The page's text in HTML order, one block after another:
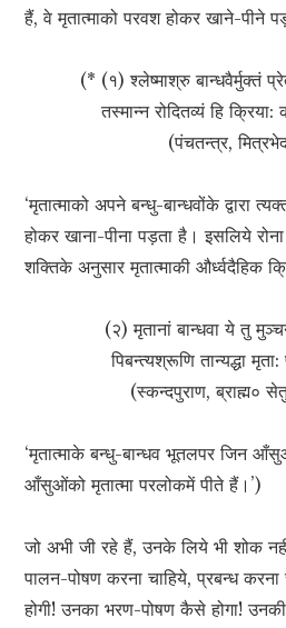
हैं, वे मृतात्माको परवश होकर खाने-पीने
(* (१) श्लेष्माश्रु बान्धवैर्मुक्तं
तस्मान्न रोदितव्यं हि क्रिया:
(पंचतन्त्र,
‘मृतात्माको अपने बन्धु-बान्धवोंके
होकर खाना-पीना पड़ता है। इसलिये
शक्तिके अनुसार मृतात्माकी और्ध्वदैहिक
(२) मृतानां बान्धवा ये तु
पिबन्त्यश्रूणि तान्यद्धा
(स्कन्दपुराण, ब्राह्म०
‘मृतात्माके बन्धु-बान्धव भूतलपर जिन
आँसुओंको मृतात्मा परलोकमें पीते हैं।’)
जो अभी जी रहे हैं, उनके लिये भी शोक
पालन-पोषण करना चाहिये, प्रबन्ध
होगी! उनका भरण-पोषण कैसे होगा!